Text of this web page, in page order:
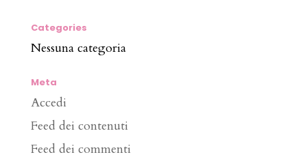
Categories
Nessuna categoria
Meta
Accedi
Feed dei contenuti
Feed dei commenti